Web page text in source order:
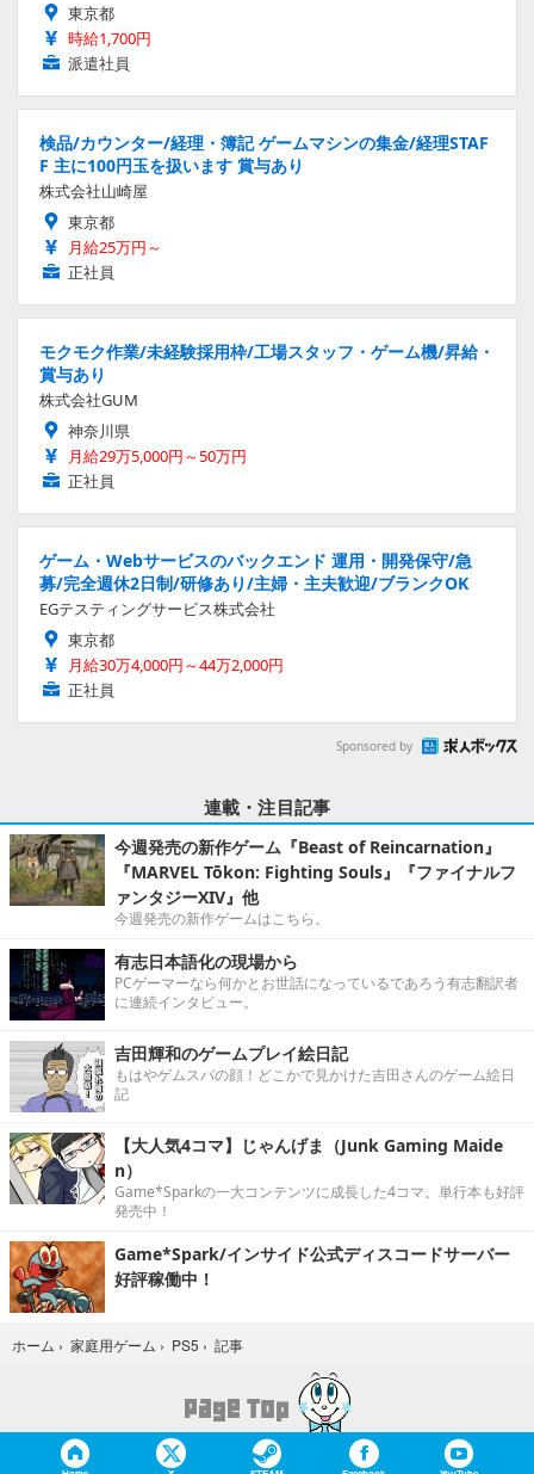
東京都
時給1,700円
派遣社員
検品/カウンター/経理・簿記 ゲームマシンの集金/経理STAF
F 主に100円玉を扱います 賞与あり
株式会社山崎屋
東京都
月給25万円～
正社員
モクモク作業/未経験採用枠/工場スタッフ・ゲーム機/昇給・
賞与あり
株式会社GUM
神奈川県
月給29万5,000円～50万円
正社員
ゲーム・Webサービスのバックエンド 運用・開発保守/急
募/完全週休2日制/研修あり/主婦・主夫歓迎/ブランクOK
EGテスティングサービス株式会社
東京都
月給30万4,000円～44万2,000円
正社員
Sponsored by
連載・注目記事
今週発売の新作ゲーム『Beast of Reincarnation』
『MARVEL Tōkon: Fighting Souls』『ファイナルフ
ァンタジーXIV』他
今週発売の新作ゲームはこちら。
有志日本語化の現場から
PCゲーマーなら何かとお世話になっているであろう有志翻訳者
に連続インタビュー。
吉田輝和のゲームプレイ絵日記
もはやゲムスパの顔！どこかで見かけた吉田さんのゲーム絵日
記
【大人気4コマ】じゃんげま（Junk Gaming Maide
n）
Game*Sparkの一大コンテンツに成長した4コマ。単行本も好評
発売中！
Game*Spark/インサイド公式ディスコードサーバー
好評稼働中！
ホーム › 家庭用ゲーム › PS5 › 記事